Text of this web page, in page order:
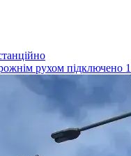
рухом підключено